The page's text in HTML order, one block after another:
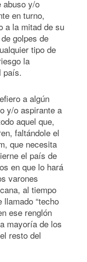
abuso y/o
en turno,
a la mitad de su
golpes de
tipo de
la
país.
a algún
y/o aspirante a
aquel que,
faltándole el
que necesita
el país de
en que lo hará
varones
al tiempo
“techo
ese renglón
mayoría de los
resto del